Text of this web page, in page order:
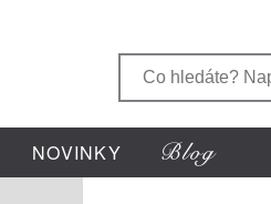
NOVINKY